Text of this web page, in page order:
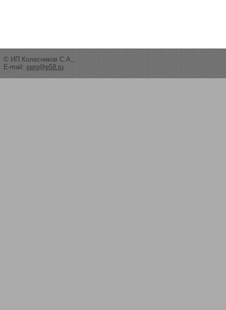
© ИП Колесников С.А.,
E-mail: serg@e58.ru